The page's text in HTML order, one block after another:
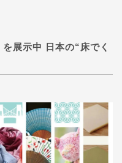
展示中 日本の“床でく